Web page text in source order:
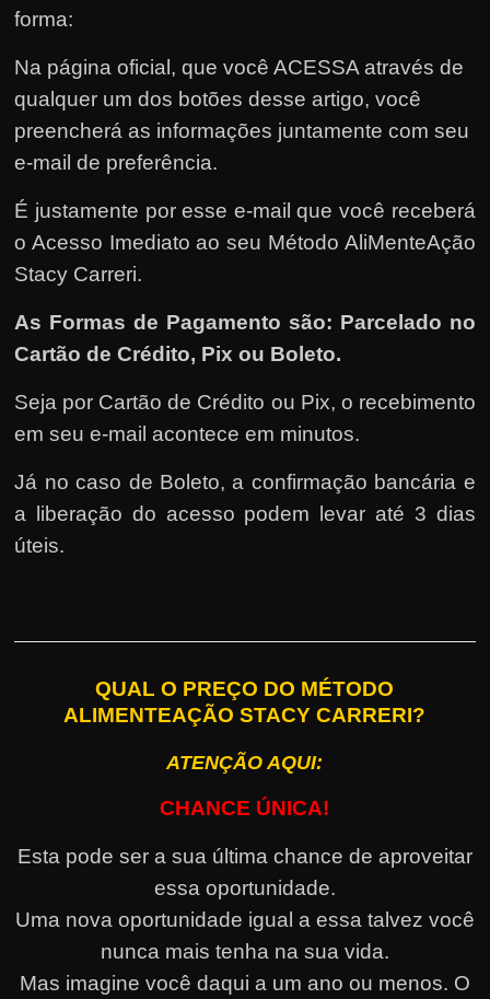
forma:
Na página oficial, que você ACESSA através de
qualquer um dos botões desse artigo, você
preencherá as informações juntamente com seu
e-mail de preferência.
É justamente por esse e-mail que você receberá
o Acesso Imediato ao seu Método AliMenteAção
Stacy Carreri.
As Formas de Pagamento são: Parcelado no
Cartão de Crédito, Pix ou Boleto.
Seja por Cartão de Crédito ou Pix, o recebimento
em seu e-mail acontece em minutos.
Já no caso de Boleto, a confirmação bancária e
a liberação do acesso podem levar até 3 dias
úteis.
QUAL O PREÇO DO MÉTODO
ALIMENTEAÇÃO STACY CARRERI?
ATENÇÃO AQUI:
CHANCE ÚNICA!
Esta pode ser a sua última chance de aproveitar
essa oportunidade.
Uma nova oportunidade igual a essa talvez você
nunca mais tenha na sua vida.
Mas imagine você daqui a um ano ou menos. O